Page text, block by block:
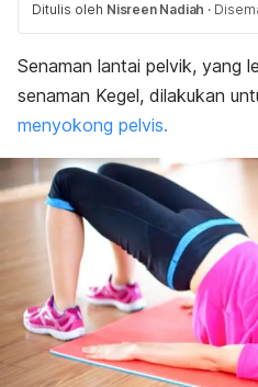
Ditulis oleh Nisreen Nadiah ·
Senaman lantai pelvik, yang
senaman Kegel, dilakukan
menyokong pelvis.